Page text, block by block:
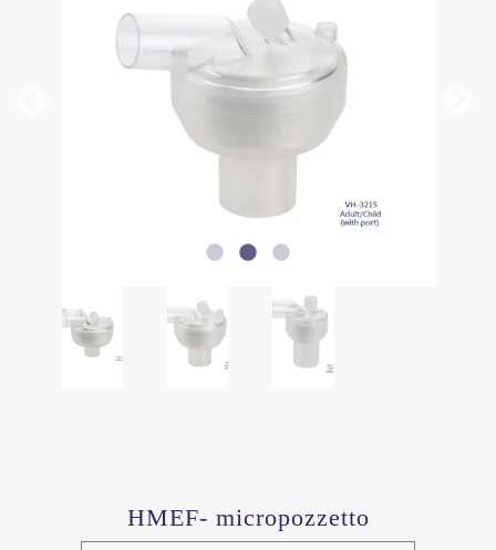
HMEF- micropozzetto